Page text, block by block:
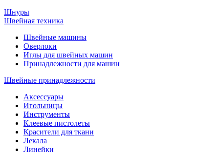
Шнуры
Швейная техника
Швейные машины
Оверлоки
Иглы для швейных машин
Принадлежности для машин
Швейные принадлежности
Аксессуары
Игольницы
Инструменты
Клеевые пистолеты
Красители для ткани
Лекала
Линейки